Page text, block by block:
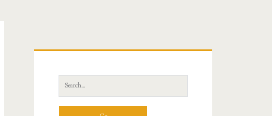
Sidebar
Search
for: